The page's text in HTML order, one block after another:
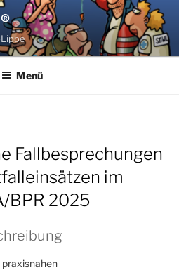
Menü
Fallbesprechungen
im
BPR 2025
praxisnahen